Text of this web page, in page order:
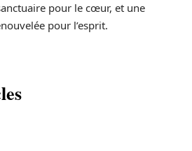
pour le cœur, et une
pour l’esprit.